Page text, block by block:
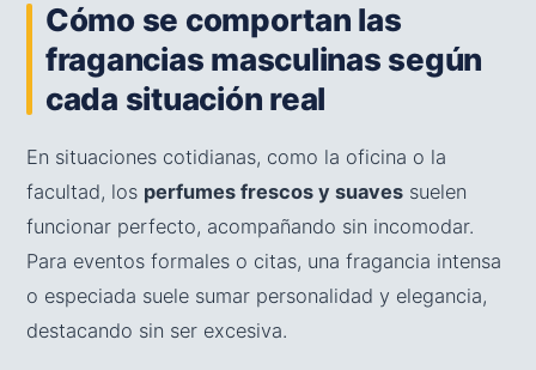
Cómo se comportan las
fragancias masculinas según
cada situación real
En situaciones cotidianas, como la oficina o la
facultad, los perfumes frescos y suaves suelen
funcionar perfecto, acompañando sin incomodar.
Para eventos formales o citas, una fragancia intensa
o especiada suele sumar personalidad y elegancia,
destacando sin ser excesiva.